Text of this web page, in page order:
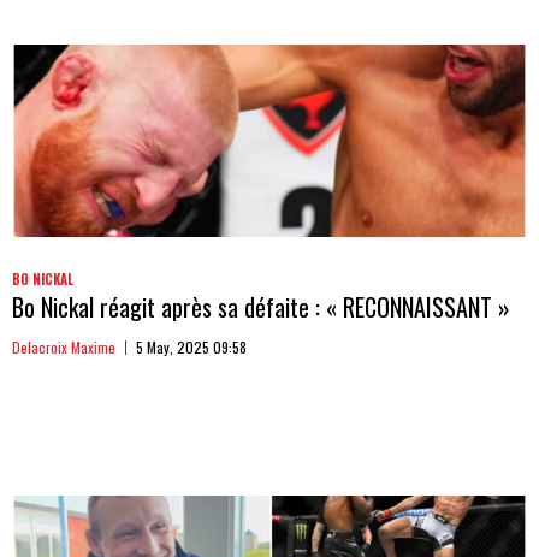
BO NICKAL
Bo Nickal réagit après sa défaite : « RECONNAISSANT »
Delacroix Maxime 5 May, 2025 09:58